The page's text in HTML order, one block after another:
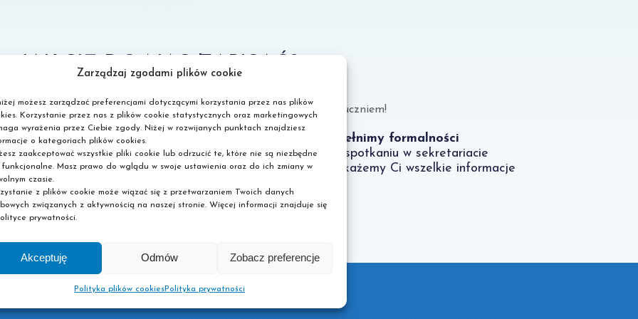
Zarządzaj zgodami plików cookie
możesz zarządzać preferencjami dotyczącymi korzystania przez nas plików
Korzystanie przez nas z plików cookie statystycznych oraz marketingowych
wyrażenia przez Ciebie zgody. Niżej w rozwijanych punktach znajdziesz
o kategoriach plików cookies.
zaakceptować wszystkie pliki cookie lub odrzucić te, które nie są niezbędne
Masz prawo do wglądu w swoje ustawienia oraz do ich zmiany w
czasie.
z plików cookie może wiązać się z przetwarzaniem Twoich danych
związanych z aktywnością na naszej stronie. Więcej informacji znajduje się
prywatności.
Akceptuję Odmów Zobacz preferencje
Polityka plików cookiesPolityka prywatności
JAK SIĘ DO NAS ZAPISAĆ?
ograniczeń, wypełnij formularz, przygotuj dokumenty i zostań uczniem!
2
Oddzwonimy
- umówimy dogodny termin
dopełnienia formalności
3
Dopełnimy formalności
- na spotkaniu w sekretariacie
przekażemy Ci wszelkie informacje